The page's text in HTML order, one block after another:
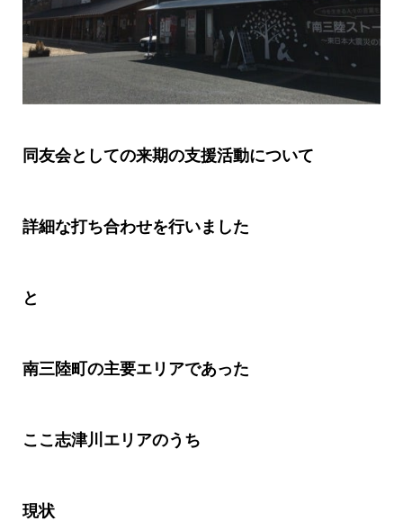
同友会としての来期の支援活動について
詳細な打ち合わせを行いました
と
南三陸町の主要エリアであった
ここ志津川エリアのうち
現状